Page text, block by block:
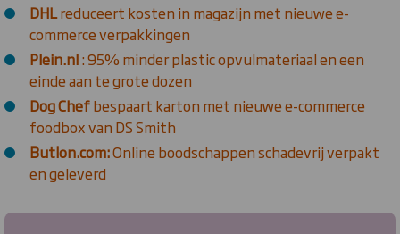
DHLreduceert kosten in magazijn met nieuwe e-
commerce verpakkingen
Plein.nl: 95% minder plastic opvulmateriaal en een
einde aan te grote dozen
Dog Chefbespaart karton met nieuwe e-commerce
foodbox van DS Smith
Butlon.com:Online boodschappen schadevrij verpakt
en geleverd